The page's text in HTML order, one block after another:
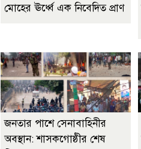
মোহের ঊর্ধ্বে এক নিবেদিত প্রাণ
জনতার পাশে সেনাবাহিনীর
অবস্থান: শাসকগোষ্ঠীর শেষ